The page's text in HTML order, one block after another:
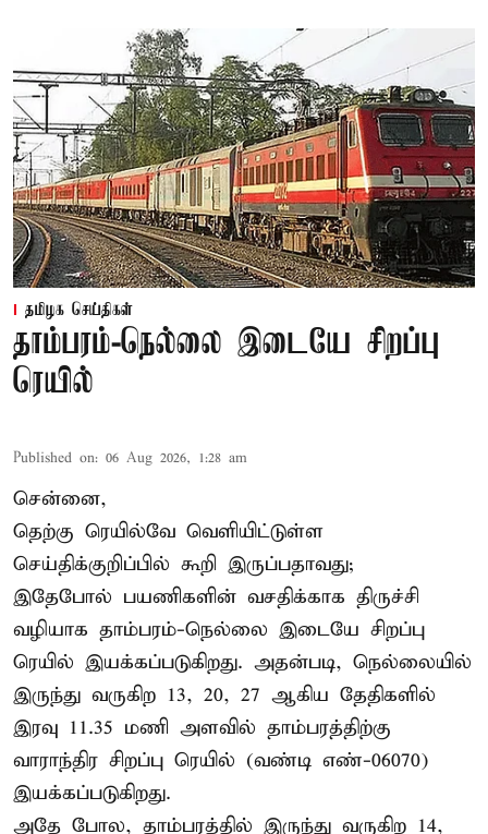
தமிழக செய்திகள்
தாம்பரம்-நெல்லை இடையே சிறப்பு
ரெயில்
Published on: 06 Aug 2026, 1:28 am
சென்னை,
தெற்கு ரெயில்வே வெளியிட்டுள்ள
செய்திக்குறிப்பில் கூறி இருப்பதாவது;
இதேபோல் பயணிகளின் வசதிக்காக திருச்சி
வழியாக தாம்பரம்-நெல்லை இடையே சிறப்பு
ரெயில் இயக்கப்படுகிறது. அதன்படி, நெல்லையில்
இருந்து வருகிற 13, 20, 27 ஆகிய தேதிகளில்
இரவு 11.35 மணி அளவில் தாம்பரத்திற்கு
வாராந்திர சிறப்பு ரெயில் (வண்டி எண்-06070)
இயக்கப்படுகிறது.
அதே போல, தாம்பரத்தில் இருந்து வருகிற 14,